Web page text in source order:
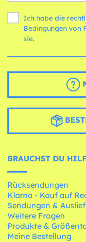
Ich habe die
Bedingungen
sie.
BRAUCHST DU
Rücksendungen
Klarna - Kauf auf
Sendungen &
Weitere Fragen
Produkte &
Meine Bestellung